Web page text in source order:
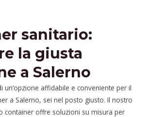
sanitario:
la giusta
a Salerno
un’opzione affidabile e conveniente per il
a Salerno, sei nel posto giusto. Il nostro
container offre soluzioni su misura per